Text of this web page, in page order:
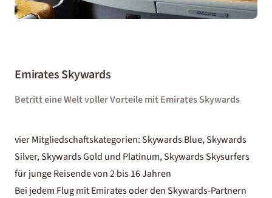
Emirates Skywards
Betritt eine Welt voller Vorteile mit Emirates Skywards
vier Mitgliedschaftskategorien: Skywards Blue, Skywards
Silver, Skywards Gold und Platinum, Skywards Skysurfers
für junge Reisende von 2 bis 16 Jahren
Bei jedem Flug mit Emirates oder den Skywards-Partnern